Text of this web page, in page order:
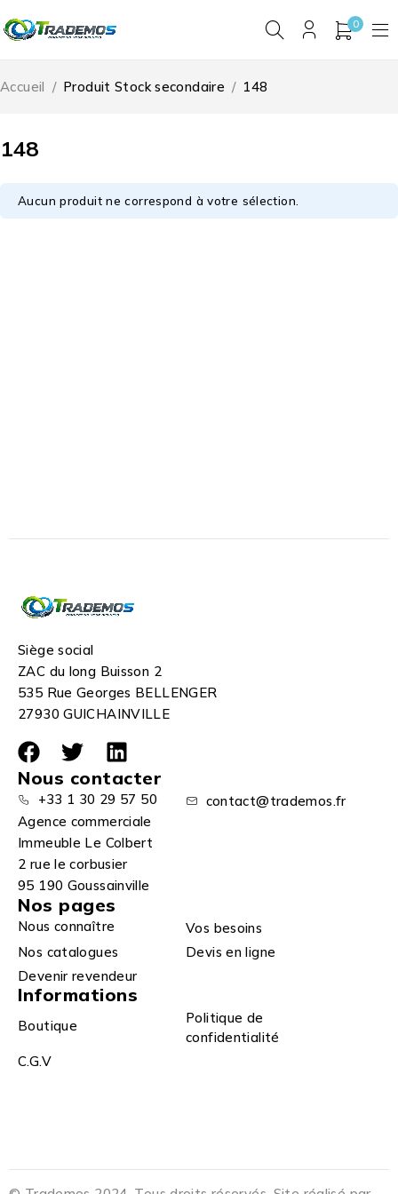
0
148
Accueil / Produit Stock secondaire / 148
Aucun produit ne correspond à votre sélection.
Siège social
ZAC du long Buisson 2
535 Rue Georges BELLENGER
27930 GUICHAINVILLE
Nous contacter
+33 1 30 29 57 50
contact@trademos.fr
Agence commerciale
Immeuble Le Colbert
2 rue le corbusier
95 190 Goussainville
Nos pages
Nous connaître
Vos besoins
Nos catalogues
Devis en ligne
Devenir revendeur
Informations
Boutique
Politique de
confidentialité
C.G.V